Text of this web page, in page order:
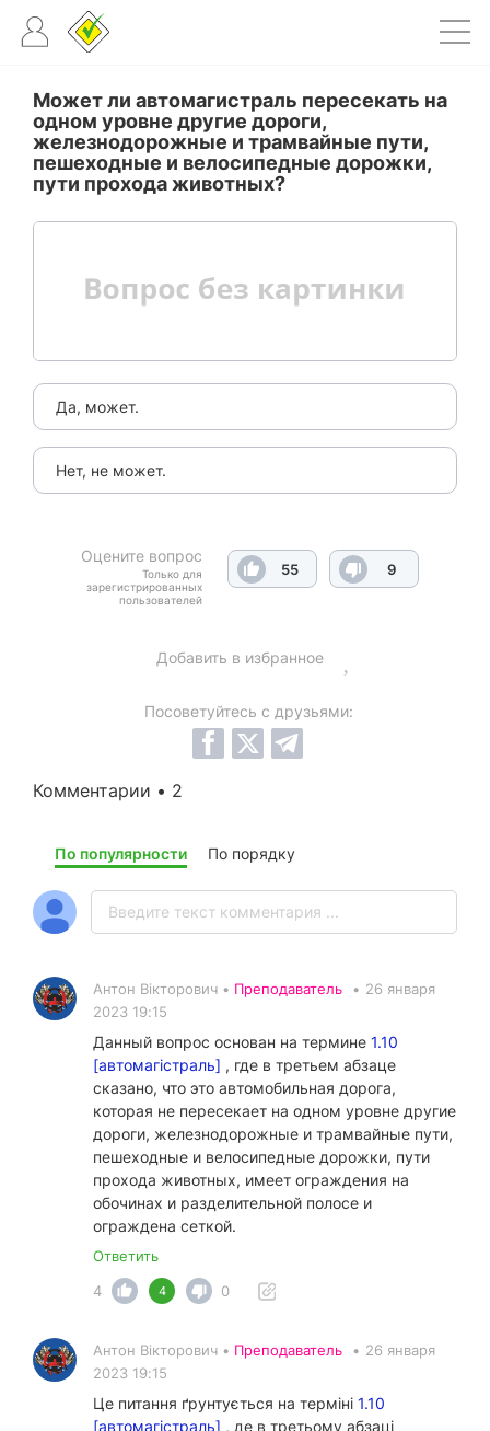
Может ли автомагистраль пересекать на
одном уровне другие дороги,
железнодорожные и трамвайные пути,
пешеходные и велосипедные дорожки,
пути прохода животных?
Да, может.
Нет, не может.
Оцените вопрос
Только для
зарегистрированных
пользователей
55 9
Добавить в избранное
Посоветуйтесь с друзьями:
Комментарии • 2
По популярности По порядку
Антон Вікторович • Преподаватель • 26 января
2023 19:15
Данный вопрос основан на термине 1.10
[автомагістраль] , где в третьем абзаце
сказано, что это автомобильная дорога,
которая не пересекает на одном уровне другие
дороги, железно­дорожные и трамвайные пути,
пешеходные и велосипедные дорожки, пути
прохода животных, имеет ограждения на
обочинах и разделительной полосе и
ограждена сеткой.
Ответить
4
4 0
Антон Вікторович • Преподаватель • 26 января
2023 19:15
Це питання ґрунтується на терміні 1.10
[автомагістраль] , де в третьому абзаці